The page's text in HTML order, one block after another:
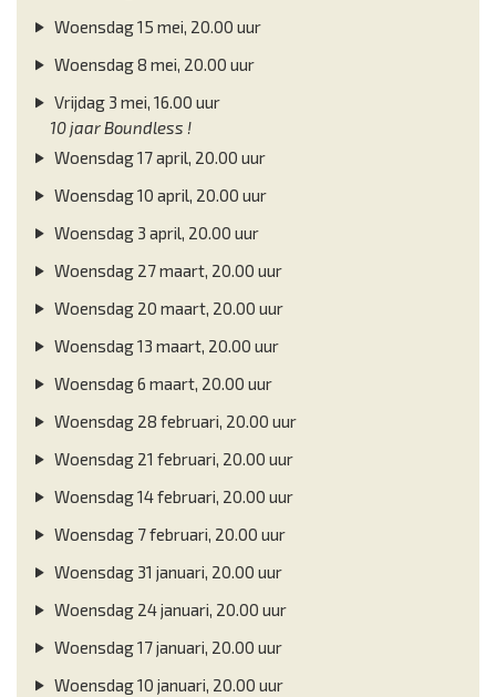
Woensdag 15 mei, 20.00 uur
Woensdag 8 mei, 20.00 uur
Vrijdag 3 mei, 16.00 uur
10 jaar Boundless !
Woensdag 17 april, 20.00 uur
Woensdag 10 april, 20.00 uur
Woensdag 3 april, 20.00 uur
Woensdag 27 maart, 20.00 uur
Woensdag 20 maart, 20.00 uur
Woensdag 13 maart, 20.00 uur
Woensdag 6 maart, 20.00 uur
Woensdag 28 februari, 20.00 uur
Woensdag 21 februari, 20.00 uur
Woensdag 14 februari, 20.00 uur
Woensdag 7 februari, 20.00 uur
Woensdag 31 januari, 20.00 uur
Woensdag 24 januari, 20.00 uur
Woensdag 17 januari, 20.00 uur
Woensdag 10 januari, 20.00 uur